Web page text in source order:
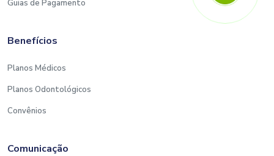
Guias de Pagamento
Benefícios
Planos Médicos
Planos Odontológicos
Convênios
Comunicação